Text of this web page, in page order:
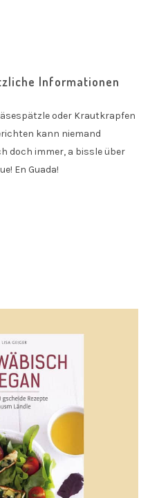
Informationen
oder Krautkrapfen
kann niemand
doch immer, a bissle über
En Guada!